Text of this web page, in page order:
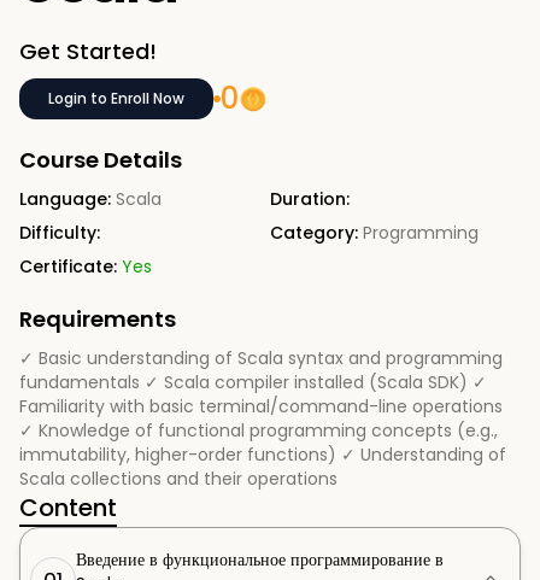
Get Started!
Login to Enroll Now 0
Course Details
Language: Scala
Duration:
Difficulty:
Category: Programming
Certificate: Yes
Requirements
✓ Basic understanding of Scala syntax and programming
fundamentals ✓ Scala compiler installed (Scala SDK) ✓
Familiarity with basic terminal/command-line operations
✓ Knowledge of functional programming concepts (e.g.,
immutability, higher-order functions) ✓ Understanding of
Scala collections and their operations
Content
Введение в функциональное программирование в